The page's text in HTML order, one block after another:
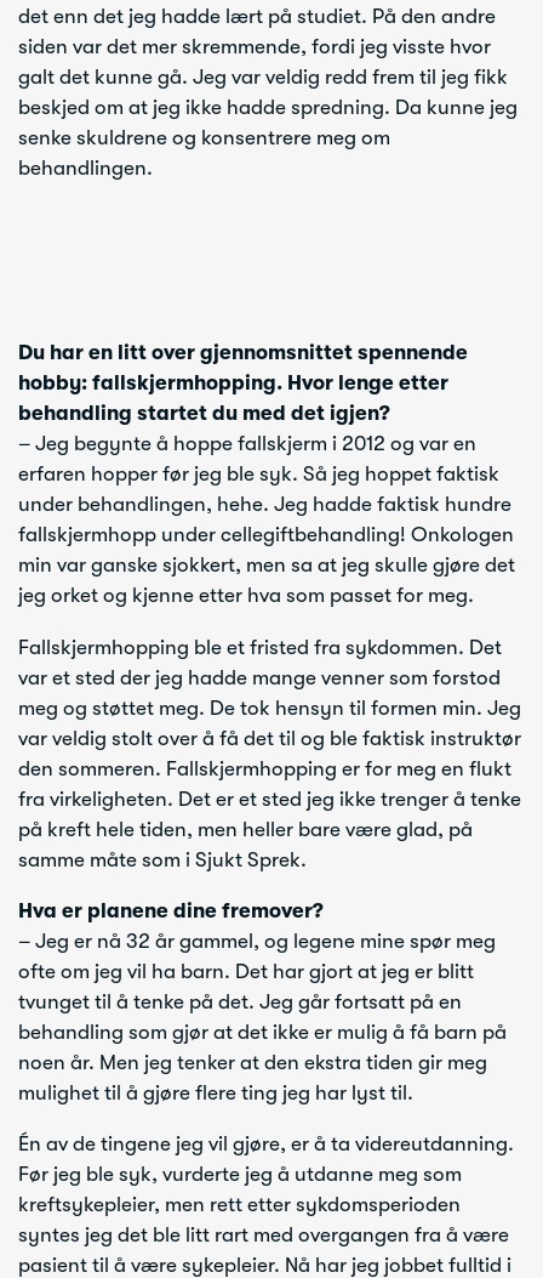
det enn det jeg hadde lært på studiet. På den andre
siden var det mer skremmende, fordi jeg visste hvor
galt det kunne gå. Jeg var veldig redd frem til jeg fikk
beskjed om at jeg ikke hadde spredning. Da kunne jeg
senke skuldrene og konsentrere meg om
behandlingen.
Du har en litt over gjennomsnittet spennende
hobby: fallskjermhopping. Hvor lenge etter
behandling startet du med det igjen?
– Jeg begynte å hoppe fallskjerm i 2012 og var en
erfaren hopper før jeg ble syk. Så jeg hoppet faktisk
under behandlingen, hehe. Jeg hadde faktisk hundre
fallskjermhopp under cellegiftbehandling! Onkologen
min var ganske sjokkert, men sa at jeg skulle gjøre det
jeg orket og kjenne etter hva som passet for meg.
Fallskjermhopping ble et fristed fra sykdommen. Det
var et sted der jeg hadde mange venner som forstod
meg og støttet meg. De tok hensyn til formen min. Jeg
var veldig stolt over å få det til og ble faktisk instruktør
den sommeren. Fallskjermhopping er for meg en flukt
fra virkeligheten. Det er et sted jeg ikke trenger å tenke
på kreft hele tiden, men heller bare være glad, på
samme måte som i Sjukt Sprek.
Hva er planene dine fremover?
– Jeg er nå 32 år gammel, og legene mine spør meg
ofte om jeg vil ha barn. Det har gjort at jeg er blitt
tvunget til å tenke på det. Jeg går fortsatt på en
behandling som gjør at det ikke er mulig å få barn på
noen år. Men jeg tenker at den ekstra tiden gir meg
mulighet til å gjøre flere ting jeg har lyst til.
Én av de tingene jeg vil gjøre, er å ta videreutdanning.
Før jeg ble syk, vurderte jeg å utdanne meg som
kreftsykepleier, men rett etter sykdomsperioden
syntes jeg det ble litt rart med overgangen fra å være
pasient til å være sykepleier. Nå har jeg jobbet fulltid i